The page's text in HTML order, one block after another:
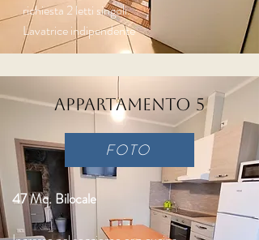
richiesta 2 letti singoli.
Lavatrice indipendente
Appartamento 5
FOTO
47 Mq. Bilocale